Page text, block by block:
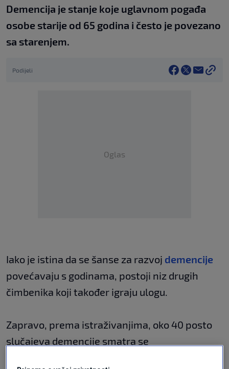
Demencija je stanje koje uglavnom pogađa
osobe starije od 65 godina i često je povezano
sa starenjem.
Podijeli
Oglas
Iako je istina da se šanse za razvoj demencije
povećavaju s godinama, postoji niz drugih
čimbenika koji također igraju ulogu.
Zapravo, prema istraživanjima, oko 40 posto
slučajeva demencije smatra se